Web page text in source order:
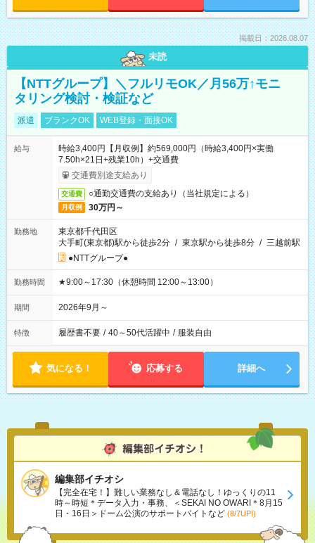
掲載日：2026.08.07
未読
【NTTグループ】＼フルリモOK／月56万↑モニ
タリング検討・検証など
派遣 ブランクOK WEB登録・面接OK
給与
時給3,400円【月収例】約569,000円（時給3,400円×実働
7.50h×21日+残業10h）+交通費
交通費別途支給あり
交通費 ○通勤交通費の支給あり（当社規定による）
月収例 30万円～
勤務地
東京都千代田区
大手町(東京都)駅から徒歩2分 / 東京駅から徒歩8分 / 三越前駅
●NTTグループ●
勤務時間 ★9:00～17:30（休憩時間 12:00～13:00）
期間 2026年9月～
特徴 履歴書不要 / 40～50代活躍中 / 服装自由
気になる！ 応募する 詳細へ
編集部イチオシ
【完全在宅！】難しい業務なし＆電話なし！ゆっくりの11
時～時短＊データ入力・事務、＜SEKAI NO OWARI＊8月15
日・16日＞ドーム公演のサポートバイトなど (8/7UP!)